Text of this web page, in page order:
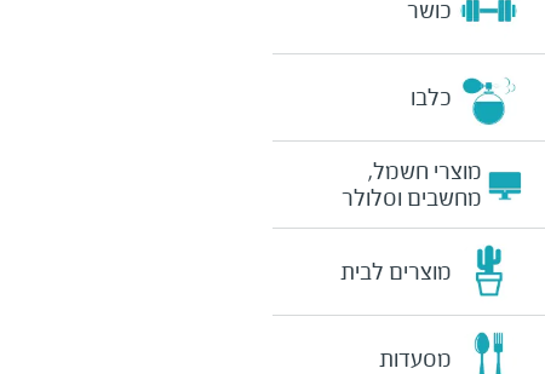
כושר
כלבו
מוצרי חשמל,
מחשבים וסלולר
מוצרים לבית
מסעדות